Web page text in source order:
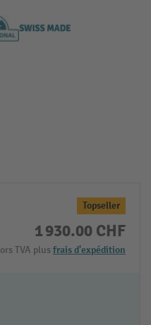
Topseller
1 930.00 CHF
TVA plus frais d'expédition